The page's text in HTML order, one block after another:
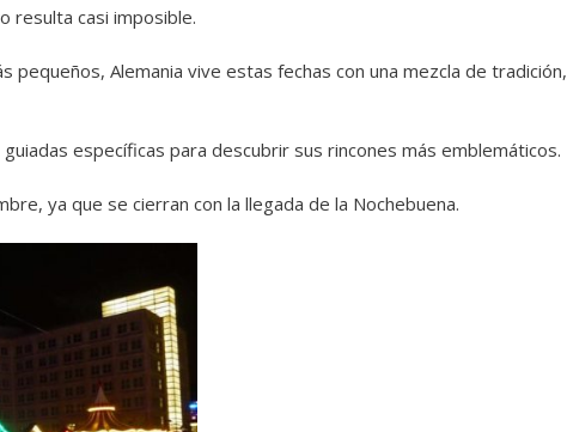
resulta casi imposible.
pequeños, Alemania vive estas fechas con una mezcla de tradición,
específicas para descubrir sus rincones más emblemáticos.
ya que se cierran con la llegada de la Nochebuena.